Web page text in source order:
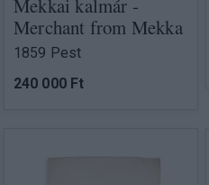
Mekkai kalmár -
Merchant from Mekka
1859 Pest
240 000 Ft